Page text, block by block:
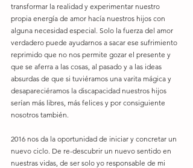
transformar la realidad y experimentar nuestro
propia energía de amor hacía nuestros hijos con
alguna necesidad especial. Solo la fuerza del amor
verdadero puede ayudarnos a sacar ese sufrimiento
reprimido que no nos permite gozar el presente y
que se aferra a las cosas, al pasado y a las ideas
absurdas de que si tuviéramos una varita mágica y
desapareciéramos la discapacidad nuestros hijos
serían más libres, más felices y por consiguiente
nosotros también.
2016 nos da la oportunidad de iniciar y concretar un
nuevo ciclo. De re-descubrir un nuevo sentido en
nuestras vidas, de ser solo yo responsable de mi